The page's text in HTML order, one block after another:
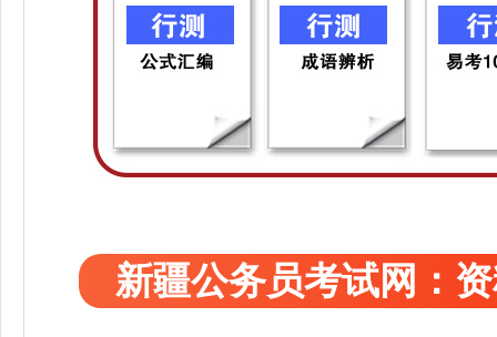
新疆公务员考试网：